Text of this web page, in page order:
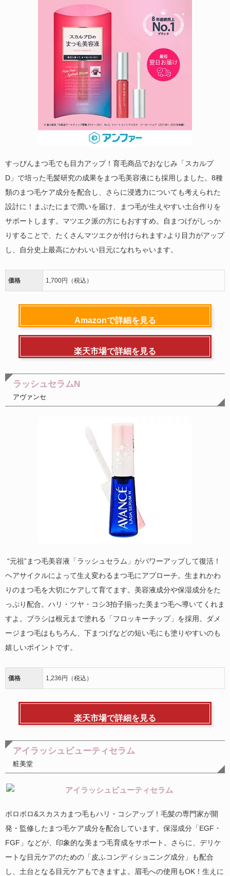
すっぴんまつ毛でも目力アップ！育毛商品でおなじみ「スカルプ
D」で培った毛髪研究の成果をまつ毛美容液にも採用しました。8種
類のまつ毛ケア成分を配合し、さらに浸透力についても考えられた
設計に！まぶたにまで潤いを届け、まつ毛が生えやすい土台作りを
サポートします。マツエク派の方にもおすすめ。自まつげがしっか
りすることで、たくさんマツエクが付けられます♪より目力がアップ
し、自分史上最高にかわいい目元になれちゃいます。
価格 1,700円（税込）
Amazonで詳細を見る
楽天市場で詳細を見る
ラッシュセラムN
アヴァンセ
“元祖”まつ毛美容液「ラッシュセラム」がパワーアップして復活！
ヘアサイクルによって生え変わるまつ毛にアプローチ。生まれかわ
りのまつ毛を大切にケアして育てます。美容液成分や保湿成分をた
っぷり配合。ハリ・ツヤ・コシ3拍子揃った美まつ毛へ導いてくれま
すよ。ブラシは根元まで塗れる「フロッキーチップ」を採用。ダメ
ージまつ毛はもちろん、下まつげなどの短い毛にも塗りやすいのも
嬉しいポイントです。
価格 1,236円（税込）
楽天市場で詳細を見る
アイラッシュビューティセラム
粧美堂
ボロボロ&スカスカまつ毛もハリ・コシアップ！毛髪の専門家が開
発・監修したまつ毛ケア成分を配合しています。保湿成分「EGF・
FGF」などが、印象的な美まつ毛育成をサポート。さらに、デリケ
ートな目元ケアのための「皮ふコンディショニング成分」も配合
し、土台となる目元ケアもできますよ。眉毛への使用もOK！生えに